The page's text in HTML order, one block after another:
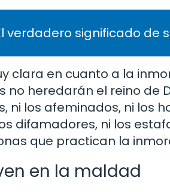
verdadero significado de
clara en cuanto a la
no heredarán el reino de
ni los afeminados, ni los
difamadores, ni los
que practican la
en la maldad